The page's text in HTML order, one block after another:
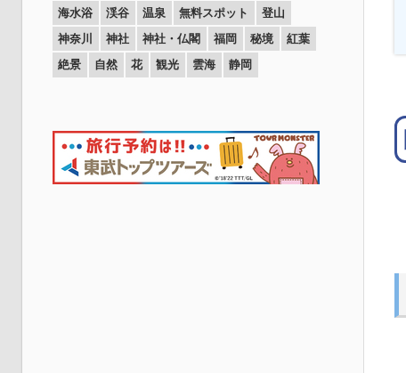
海水浴
渓谷 温泉 無料スポット
登山
神奈川
神社 神社・仏閣 福岡 秘境
紅葉
絶景
自然 花 観光 雲海 静岡